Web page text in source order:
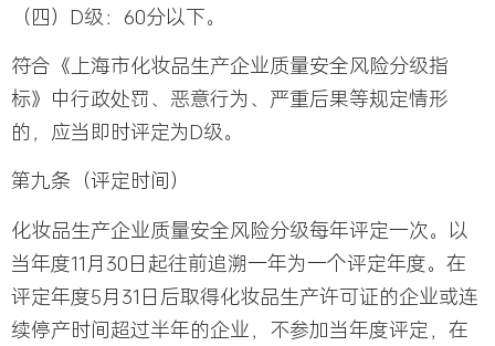
（四）D级：60分以下。
符合《上海市化妆品生产企业质量安全风险分级指
标》中行政处罚、恶意行为、严重后果等规定情形
的，应当即时评定为D级。
第九条（评定时间）
化妆品生产企业质量安全风险分级每年评定一次。以
当年度11月30日起往前追溯一年为一个评定年度。在
评定年度5月31日后取得化妆品生产许可证的企业或连
续停产时间超过半年的企业，不参加当年度评定，在